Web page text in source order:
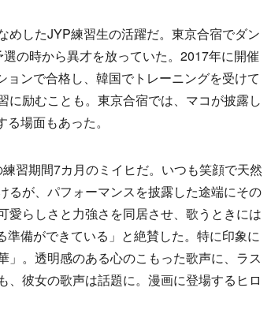
したJYP練習生の活躍だ。東京合宿でダン
の時から異才を放っていた。2017年に開催
ンで合格し、韓国でトレーニングを受けて
に励むことも。東京合宿では、マコが披露し
場面もあった。
習期間7カ月のミイヒだ。いつも笑顔で天然
るが、パフォーマンスを披露した途端にその
愛らしさと力強さを同居させ、歌うときには
備ができている」と絶賛した。特に印象に
。透明感のある心のこもった歌声に、ラス
、彼女の歌声は話題に。漫画に登場するヒロ